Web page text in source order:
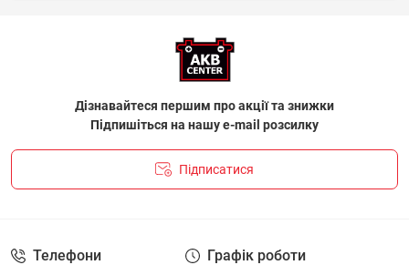
Дізнавайтеся першим про акції та знижки
Підпишіться на нашу e-mail розсилку
Підписатися
Телефони Графік роботи